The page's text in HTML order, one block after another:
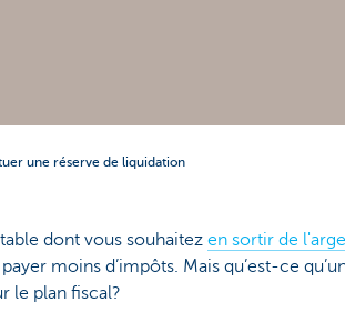
une réserve de liquidation
dont vous souhaitez en sortir de
moins d’impôts. Mais qu’est-ce
le plan fiscal?